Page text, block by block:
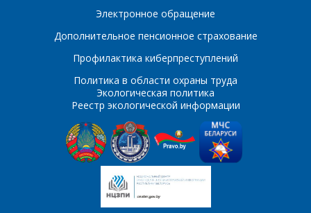
Электронное обращение
Дополнительное пенсионное страхование
Профилактика киберпреступлений
Политика в области охраны труда
Экологическая политика
Реестр экологической информации
Телефон*
E-mail*
Интересующий товар/
услуга, их количество
*
Интересующий товар/
услуга